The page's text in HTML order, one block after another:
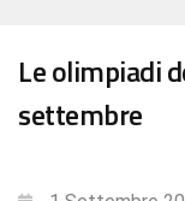
Le olimpiadi
settembre